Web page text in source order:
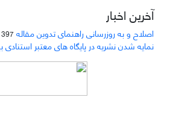
آخرین اخبار
اصلاح و به روزرسانی راهنمای تدوین مقاله 02-24
نمایه شدن نشریه در پایگاه های معتبر استنادی